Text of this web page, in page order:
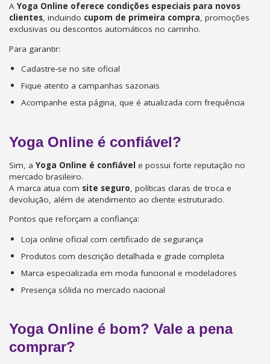
A Yoga Online oferece condições especiais para novos
clientes, incluindo cupom de primeira compra, promoções
exclusivas ou descontos automáticos no carrinho.
Para garantir:
Cadastre-se no site oficial
Fique atento a campanhas sazonais
Acompanhe esta página, que é atualizada com frequência
Yoga Online é confiável?
Sim, a Yoga Online é confiável e possui forte reputação no
mercado brasileiro.
A marca atua com site seguro , políticas claras de troca e
devolução, além de atendimento ao cliente estruturado.
Pontos que reforçam a confiança:
Loja online oficial com certificado de segurança
Produtos com descrição detalhada e grade completa
Marca especializada em moda funcional e modeladores
Presença sólida no mercado nacional
Yoga Online é bom? Vale a pena
comprar?